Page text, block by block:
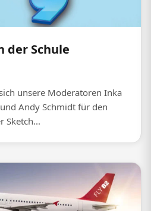
der Schule
unsere Moderatoren Inka
Andy Schmidt für den
Sketch...